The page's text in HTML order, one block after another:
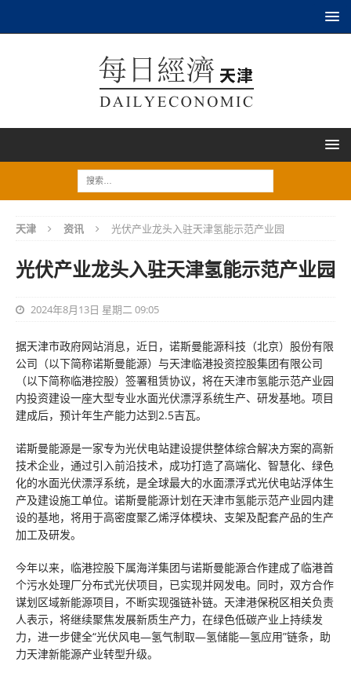
天津 资讯 光伏产业龙头入驻天津氢能示范产业园
光伏产业龙头入驻天津氢能示范产业园
2024年8月13日 星期二 09:05
据天津市政府网站消息，近日，诺斯曼能源科技（北京）股份有限
公司（以下简称诺斯曼能源）与天津临港投资控股集团有限公司
（以下简称临港控股）签署租赁协议，将在天津市氢能示范产业园
内投资建设一座大型专业水面光伏漂浮系统生产、研发基地。项目
建成后，预计年生产能力达到2.5吉瓦。
诺斯曼能源是一家专为光伏电站建设提供整体综合解决方案的高新
技术企业，通过引入前沿技术，成功打造了高端化、智慧化、绿色
化的水面光伏漂浮系统，是全球最大的水面漂浮式光伏电站浮体生
产及建设施工单位。诺斯曼能源计划在天津市氢能示范产业园内建
设的基地，将用于高密度聚乙烯浮体模块、支架及配套产品的生产
加工及研发。
今年以来，临港控股下属海洋集团与诺斯曼能源合作建成了临港首
个污水处理厂分布式光伏项目，已实现并网发电。同时，双方合作
谋划区域新能源项目，不断实现强链补链。天津港保税区相关负责
人表示，将继续聚焦发展新质生产力，在绿色低碳产业上持续发
力，进一步健全“光伏风电—氢气制取—氢储能—氢应用”链条，助
力天津新能源产业转型升级。